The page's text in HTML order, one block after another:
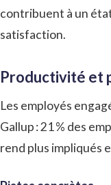
contribuent à un
satisfaction.
Productivité et
Les employés
Gallup :21 % des
rend plus impliqués